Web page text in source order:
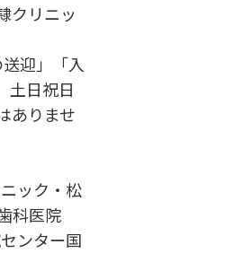
クリニッ
迎」「入
土日祝日
ありませ
ック・松
科医院
ンター国